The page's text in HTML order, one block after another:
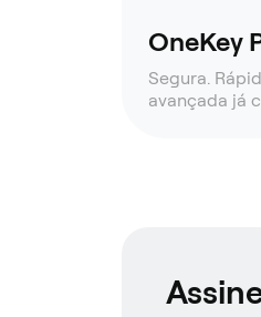
OneKey
Segura.
avançada já